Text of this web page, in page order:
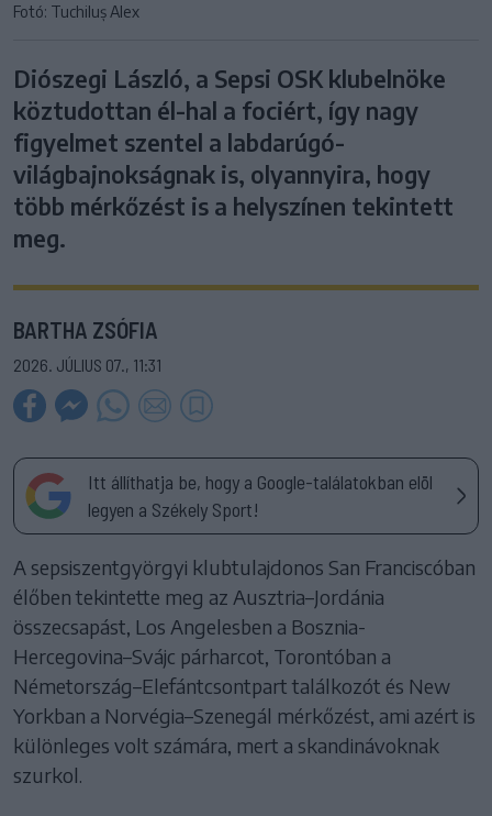
Fotó: Tuchiluș Alex
Diószegi László, a Sepsi OSK klubelnöke
köztudottan él-hal a fociért, így nagy
figyelmet szentel a labdarúgó-
világbajnokságnak is, olyannyira, hogy
több mérkőzést is a helyszínen tekintett
meg.
BARTHA ZSÓFIA
2026. JÚLIUS 07., 11:31
Itt állíthatja be, hogy a Google-találatokban elöl
legyen a Székely Sport!
A sepsiszentgyörgyi klubtulajdonos San Franciscóban
élőben tekintette meg az Ausztria–Jordánia
összecsapást, Los Angelesben a Bosznia-
Hercegovina–Svájc párharcot, Torontóban a
Németország–Elefántcsontpart találkozót és New
Yorkban a Norvégia–Szenegál mérkőzést, ami azért is
különleges volt számára, mert a skandinávoknak
szurkol.